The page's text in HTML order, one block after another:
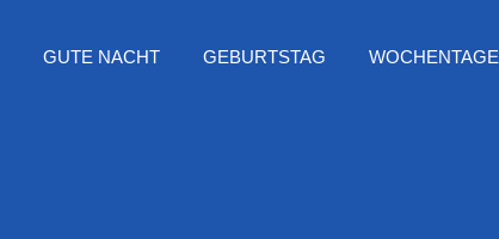
GUTE NACHT GEBURTSTAG WOCHENTAGE